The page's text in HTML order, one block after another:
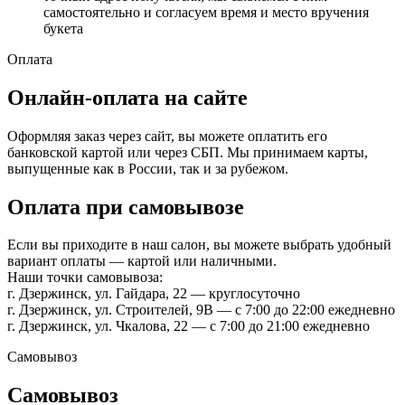
самостоятельно и согласуем время и место вручения
букета
Оплата
Онлайн-оплата на сайте
Оформляя заказ через сайт, вы можете оплатить его
банковской картой или через СБП. Мы принимаем карты,
выпущенные как в России, так и за рубежом.
Оплата при самовывозе
Если вы приходите в наш салон, вы можете выбрать удобный
вариант оплаты — картой или наличными.
Наши точки самовывоза:
г. Дзержинск, ул. Гайдара, 22 — круглосуточно
г. Дзержинск, ул. Строителей, 9В — с 7:00 до 22:00 ежедневно
г. Дзержинск, ул. Чкалова, 22 — с 7:00 до 21:00 ежедневно
Самовывоз
Самовывоз